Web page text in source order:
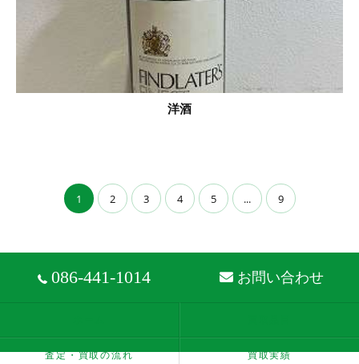
洋酒
1 2 3 4 5 ... 9
086-441-1014 お問い合わせ
査定・買取の流れ 買取実績